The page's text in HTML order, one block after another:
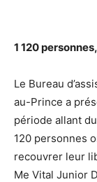
1 120
Le Bureau
au-Prince a
période allant
120 personnes
recouvrer leur
Me Vital Junior